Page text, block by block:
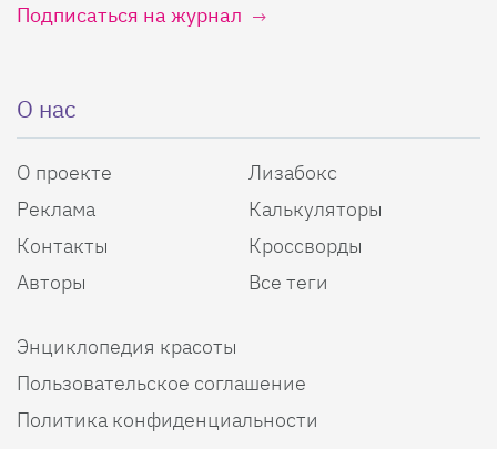
Подписаться на журнал
О нас
О проекте
Реклама
Контакты
Авторы
Лизабокс
Калькуляторы
Кроссворды
Все теги
Энциклопедия красоты
Пользовательское соглашение
Политика конфиденциальности